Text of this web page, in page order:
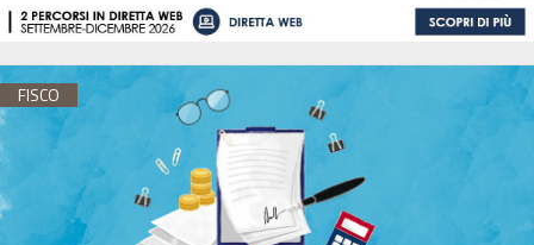
FISCO